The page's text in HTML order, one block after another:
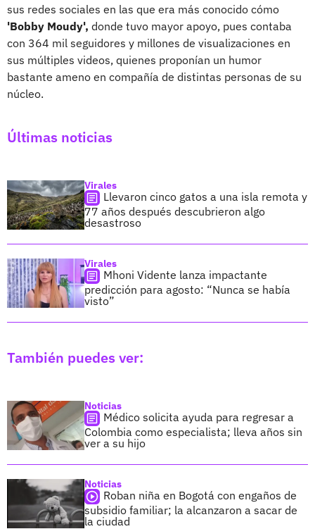
sus redes sociales en las que era más conocido cómo
'Bobby Moudy', donde tuvo mayor apoyo, pues contaba
con 364 mil seguidores y millones de visualizaciones en
sus múltiples videos, quienes proponían un humor
bastante ameno en compañía de distintas personas de su
núcleo.
Últimas noticias
Virales
Llevaron cinco gatos a una isla remota y
77 años después descubrieron algo
desastroso
Virales
Mhoni Vidente lanza impactante
predicción para agosto: “Nunca se había
visto”
También puedes ver:
Noticias
Médico solicita ayuda para regresar a
Colombia como especialista; lleva años sin
ver a su hijo
Noticias
Roban niña en Bogotá con engaños de
subsidio familiar; la alcanzaron a sacar de
la ciudad